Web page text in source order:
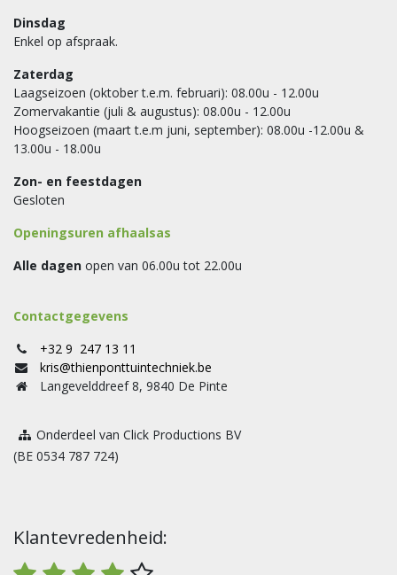
Dinsdag
Enkel op afspraak.
Zaterdag
Laagseizoen (oktober t.e.m. februari): 08.00u - 12.00u
Zomervakantie (juli & augustus): 08.00u - 12.00u
Hoogseizoen (maart t.e.m juni, september): 08.00u -12.00u &
13.00u - 18.00u
Zon- en feestdagen
Gesloten
Openingsuren afhaalsas
Alle dagen open van 06.00u tot 22.00u
Contactgegevens
+32 9 247 13 11
kris@thienponttuintechniek.be
Langevelddreef 8, 9840 De Pinte
Onderdeel van Click Productions BV
(BE 0534 787 724)
Klantevredenheid: